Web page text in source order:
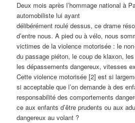
Deux mois après l’hommage national à
automobiliste lui ayant
délibérément roulé dessus, ce drame
d’entre nous. A pied ou à vélo, nous
victimes de la violence motorisée : le
du passage piéton, le coup de klaxon,
les dépassements dangereux, vitesses
Cette violence motorisée [2] est si
si acceptable que l’on demande à des
responsabilité des comportements
ce aux enfants d’être prudents ou aux
dangereux au volant ?